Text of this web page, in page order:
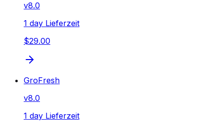
v8.0
1 day Lieferzeit
$29.00
GroFresh
v8.0
1 day Lieferzeit